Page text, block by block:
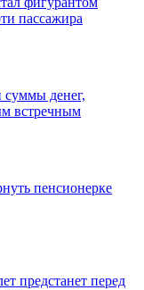
пассажира
денег,
встречным
пенсионерке
предстанет перед